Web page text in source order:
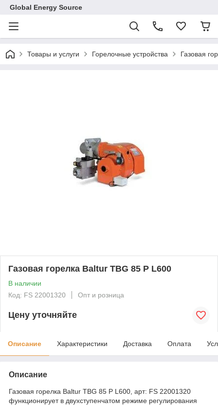
Global Energy Source
Товары и услуги Горелочные устройства Газовая
Газовая горелка Baltur TBG 85 P L600
В наличии
Код: FS 22001320
Опт и розница
Цену уточняйте
Описание Характеристики Доставка Оплата
Описание
Газовая горелка Baltur TBG 85 P L600, арт: FS 22001320
функционирует в двухступенчатом режиме регулирования